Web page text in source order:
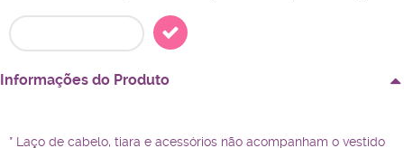
Informações do Produto
* Laço de cabelo, tiara e acessórios não acompanham o vestido